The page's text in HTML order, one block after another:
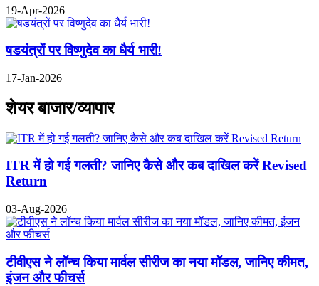
19-Apr-2026
षडयंत्रों पर विष्णुदेव का धैर्य भारी!
17-Jan-2026
शेयर बाजार/व्यापार
ITR में हो गई गलती? जानिए कैसे और कब दाखिल करें Revised
Return
03-Aug-2026
टीवीएस ने लॉन्च किया मार्वल सीरीज का नया मॉडल, जानिए कीमत,
इंजन और फीचर्स